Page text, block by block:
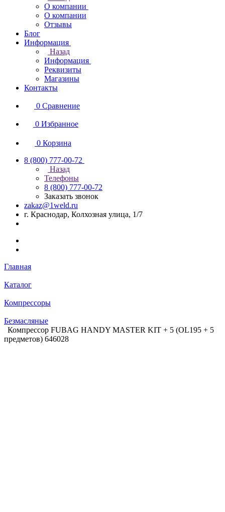
О компании
О компании
Отзывы
Блог
Информация
Назад
Информация
Реквизиты
Магазины
Контакты
0 Сравнение
0 Избранное
0 Корзина
8 (800) 777-00-72
Назад
Телефоны
8 (800) 777-00-72
Заказать звонок
zakaz@1weld.ru
г. Краснодар, Колхозная улица, 1/7
Главная
Каталог
Компрессоры
Безмасляные
Компрессор FUBAG HANDY MASTER KIT + 5 (OL195 + 5
предметов) 646028